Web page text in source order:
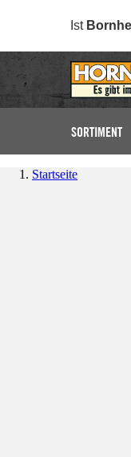
Ist
SORTIMENT
Startseite